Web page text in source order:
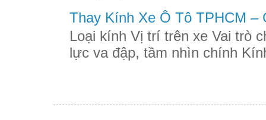
Thay Kính Xe Ô Tô TPHCM –
Loại kính Vị trí trên xe Vai trò
lực va đập, tầm nhìn chính